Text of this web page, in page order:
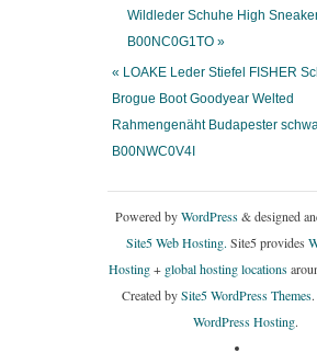
Wildleder Schuhe High
B00NC0G1TO »
« LOAKE Leder Stiefel FISHER
Brogue Boot Goodyear Welted
Rahmengenäht Budapester
B00NWC0V4I
Powered byWordPress& designed
Site5 Web Hosting. Site5 provides
Hosting+ global hosting locations
Created bySite5 WordPress Themes.
WordPress Hosting.